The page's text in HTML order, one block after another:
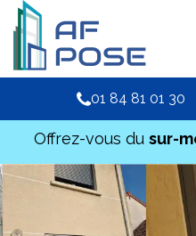
01 84 81 01 30
Offrez-vous du sur-